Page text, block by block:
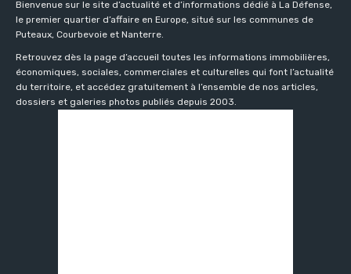
Bienvenue sur le site d’actualité et d’informations dédié à La Défense,
le premier quartier d’affaire en Europe, situé sur les communes de
Puteaux, Courbevoie et Nanterre.
Retrouvez dès la page d’accueil toutes les informations immobilières,
économiques, sociales, commerciales et culturelles qui font l’actualité
du territoire, et accédez gratuitement à l’ensemble de nos articles,
dossiers et galeries photos publiés depuis 2003.